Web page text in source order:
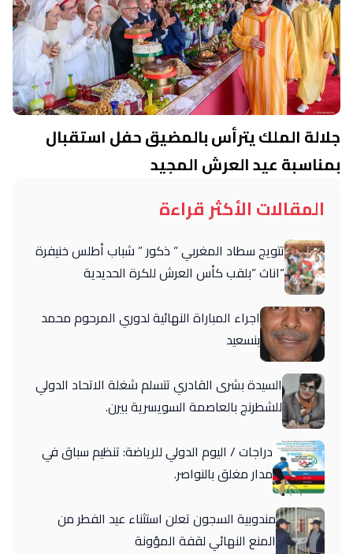
جلالة الملك يترأس بالمضيق حفل استقبال
بمناسبة عيد العرش المجيد
المقالات الأكثر قراءة
تتويج سطاد المغربي ” ذكور ” شباب أطلس خنيفرة
“اناث “بلقب كأس العرش للكرة الحديدية
اجراء المباراة النهائية لدوري المرحوم محمد
بنسعيد
السيدة بشرى القادري تتسلم شغلة الاتحاد الدولي
للشطرنج بالعاصمة السويسرية بيرن.
دراجات / اليوم الدولي للرياضة: تنظيم سباق في
مدار مغلق بالنواصر.
مندوبية السجون تعلن استثناء عيد الفطر من
المنع النهائي لقفة المؤونة